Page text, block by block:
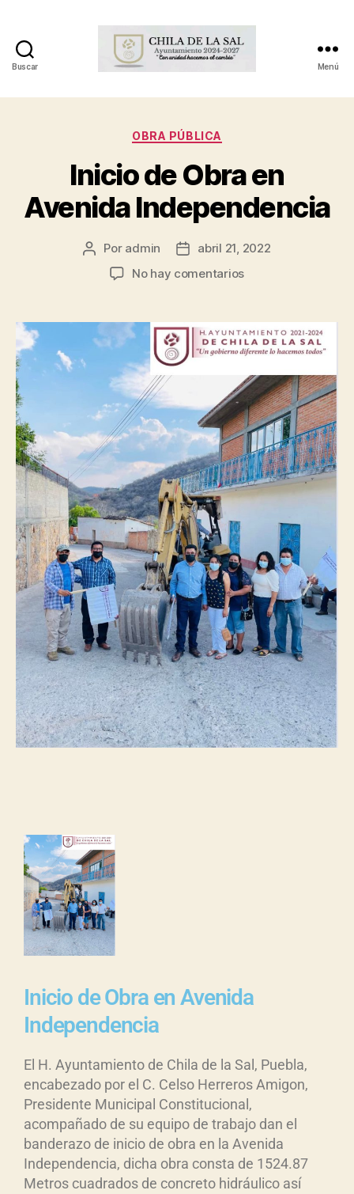
Buscar Menú
OBRA PÚBLICA
Inicio de Obra en
Avenida Independencia
Por admin
abril 21, 2022
No hay comentarios
Inicio de Obra en Avenida
Independencia
El H. Ayuntamiento de Chila de la Sal, Puebla,
encabezado por el C. Celso Herreros Amigon,
Presidente Municipal Constitucional,
acompañado de su equipo de trabajo dan el
banderazo de inicio de obra en la Avenida
Independencia, dicha obra consta de 1524.87
Metros cuadrados de concreto hidráulico así